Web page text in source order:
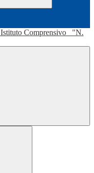
Istituto Comprensivo
"N.